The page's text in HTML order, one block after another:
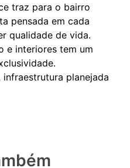
traz para o bairro
pensada em cada
qualidade de vida.
e interiores tem um
planejada